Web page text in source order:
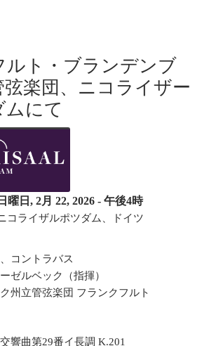
ルト・ブランデンブ
楽団、ニコライザー
ムにて
日曜日, 2月 22, 2026 - 午後4時
コライザルポツダム、ドイツ
コントラバス
ゼルベック（指揮）
州立管弦楽団 フランクフルト
響曲第29番イ長調 K.201